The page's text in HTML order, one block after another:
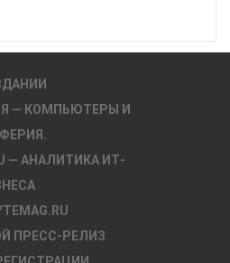
— КОМПЬЮТЕРЫ И
— АНАЛИТИКА ИТ-
ПРЕСС-РЕЛИЗ